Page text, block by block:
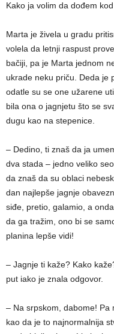
Kako ja volim da dođem
Marta je živela u gradu
volela da letnji raspust
bačiji, pa je Marta jednom
ukrade neku priču. Deda je
odatle su se one užarene
bila ona o jagnjetu što se
dugu kao na stepenice.
– Dedino, ti znaš da ja
dva stada – jedno veliko
da znaš da su oblaci
dan najlepše jagnje
siđe, pretio, galamio, a
da ga tražim, ono bi se
planina lepše vidi!
– Jagnje ti kaže? Kako
put iako je znala odgovor.
– Na srpskom, dabome! Pa
kao da je to najnormalnija